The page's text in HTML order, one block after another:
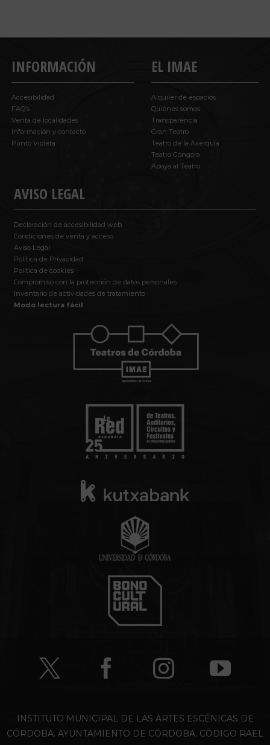
INFORMACIÓN
Accesibilidad
FAQ’s
Venta de localidades
Información y contacto
Punto Violeta
AVISO LEGAL
Declaración de accesibilidad web
Condiciones de venta y acceso
Aviso Legal
Política de Privacidad
Política de cookies
Compromiso con la protección de datos personales
Inventario de actividades de tratamiento
Modo lectura fácil
EL IMAE
Alquiler de espacios
Quiénes somos
Transparencia
Gran Teatro
Teatro de la Axerquía
Teatro Góngora
Apoya al Teatro
INSTITUTO MUNICIPAL DE LAS ARTES ESCÉNICAS DE
CÓRDOBA. AYUNTAMIENTO DE CÓRDOBA. CÓDIGO RAEL